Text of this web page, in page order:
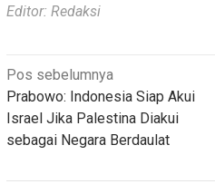
Editor: Redaksi
Navigasi
pos
Pos sebelumnya
Prabowo: Indonesia Siap Akui
Israel Jika Palestina Diakui
sebagai Negara Berdaulat